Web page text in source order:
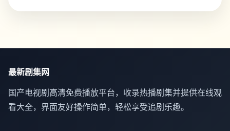
最新剧集网
国产电视剧高清免费播放平台，收录热播剧集并提供在线观
看大全，界面友好操作简单，轻松享受追剧乐趣。